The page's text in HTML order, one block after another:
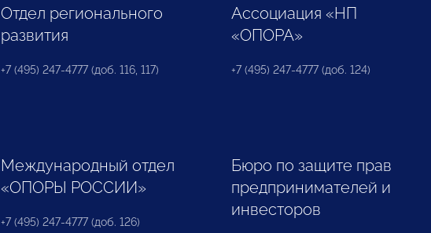
Отдел регионального
развития
+7 (495) 247-4777 (доб. 116, 117)
Ассоциация «НП
«ОПОРА»
+7 (495) 247-4777 (доб. 124)
Международный отдел
«ОПОРЫ РОССИИ»
+7 (495) 247-4777 (доб. 126)
Бюро по защите прав
предпринимателей и
инвесторов